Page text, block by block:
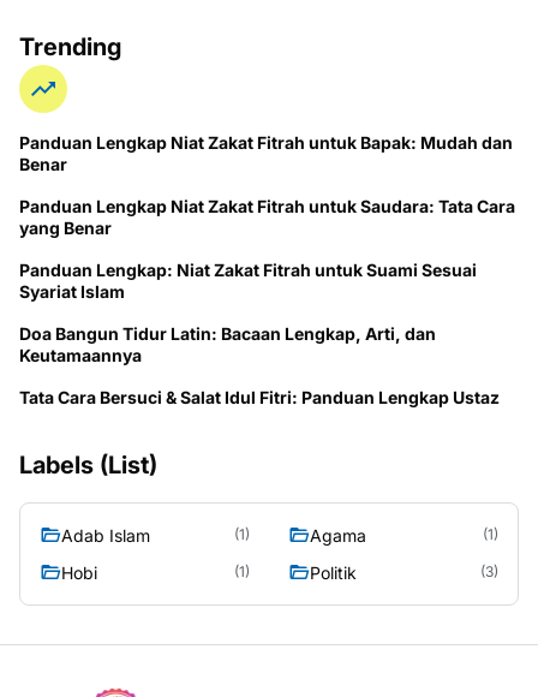
Trending
Panduan Lengkap Niat Zakat Fitrah untuk Bapak: Mudah dan
Benar
Panduan Lengkap Niat Zakat Fitrah untuk Saudara: Tata Cara
yang Benar
Panduan Lengkap: Niat Zakat Fitrah untuk Suami Sesuai
Syariat Islam
Doa Bangun Tidur Latin: Bacaan Lengkap, Arti, dan
Keutamaannya
Tata Cara Bersuci & Salat Idul Fitri: Panduan Lengkap Ustaz
Labels (List)
Adab Islam (1) Agama (1)
Hobi (1) Politik (3)